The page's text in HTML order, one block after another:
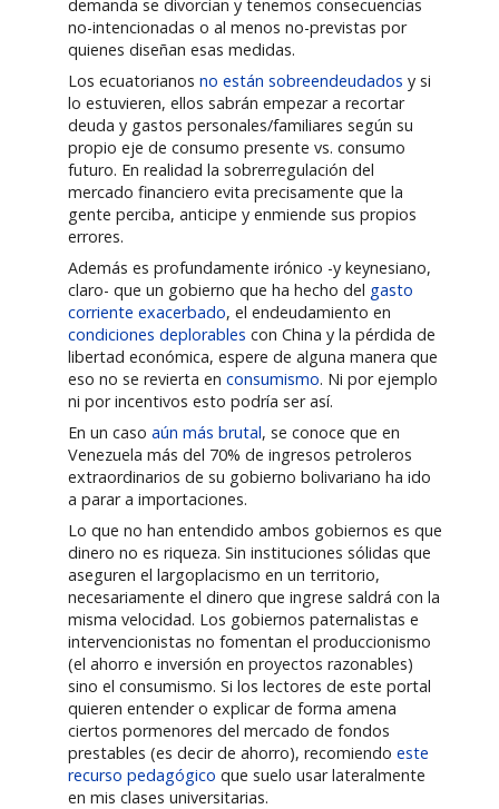
demanda se divorcian y tenemos consecuencias
no-intencionadas o al menos no-previstas por
quienes diseñan esas medidas.
Los ecuatorianosno están sobreendeudados y si
lo estuvieren, ellos sabrán empezar a recortar
deuda y gastos personales/familiares según su
propio eje de consumo presente vs. consumo
futuro. En realidad la sobrerregulación del
mercado financiero evita precisamente que la
gente perciba, anticipe y enmiende sus propios
errores.
Además es profundamente irónico -y keynesiano,
claro- que un gobierno que ha hecho del gasto
corriente exacerbado, el endeudamiento en
condiciones deplorables con China y la pérdida de
libertad económica, espere de alguna manera que
eso no se revierta enconsumismo. Ni por ejemplo
ni por incentivos esto podría ser así.
En un casoaún más brutal, se conoce que en
Venezuela más del 70% de ingresos petroleros
extraordinarios de su gobierno bolivariano ha ido
a parar a importaciones.
Lo que no han entendido ambos gobiernos es que
dinero no es riqueza. Sin instituciones sólidas que
aseguren el largoplacismo en un territorio,
necesariamente el dinero que ingrese saldrá con la
misma velocidad. Los gobiernos paternalistas e
intervencionistas no fomentan el produccionismo
(el ahorro e inversión en proyectos razonables)
sino el consumismo. Si los lectores de este portal
quieren entender o explicar de forma amena
ciertos pormenores del mercado de fondos
prestables (es decir de ahorro), recomiendoeste
recurso pedagógico que suelo usar lateralmente
en mis clases universitarias.